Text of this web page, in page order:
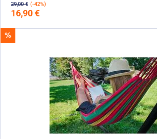
29,00 € (-42%)
16,90 €